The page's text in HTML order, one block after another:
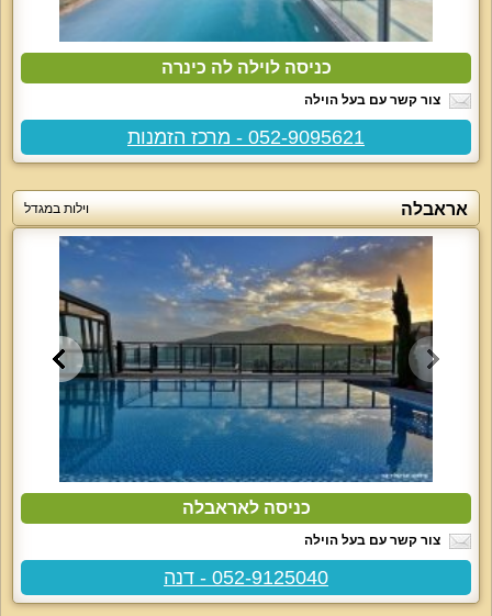
כניסה לוילה לה כינרה
צור קשר עם בעל הוילה
052-9095621 - מרכז הזמנות
אראבלה וילות במגדל
כניסה לאראבלה
צור קשר עם בעל הוילה
052-9125040 - דנה